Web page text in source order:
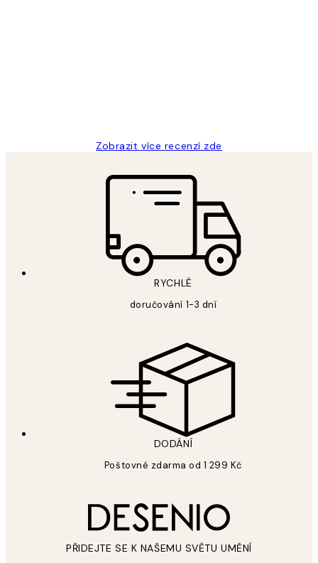
Zobrazit více recenzí zde
RYCHLÉ
doručování 1-3 dní
DODÁNÍ
Poštovné zdarma od 1 299 Kč
PŘIDEJTE SE K NAŠEMU SVĚTU UMĚNÍ